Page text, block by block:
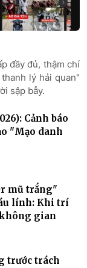
đầy đủ, thậm chí
lý hải quan"
sập bẫy.
Cảnh báo
"Mạo danh
mũ trắng"
lính: Khi trí
không gian
trước trách